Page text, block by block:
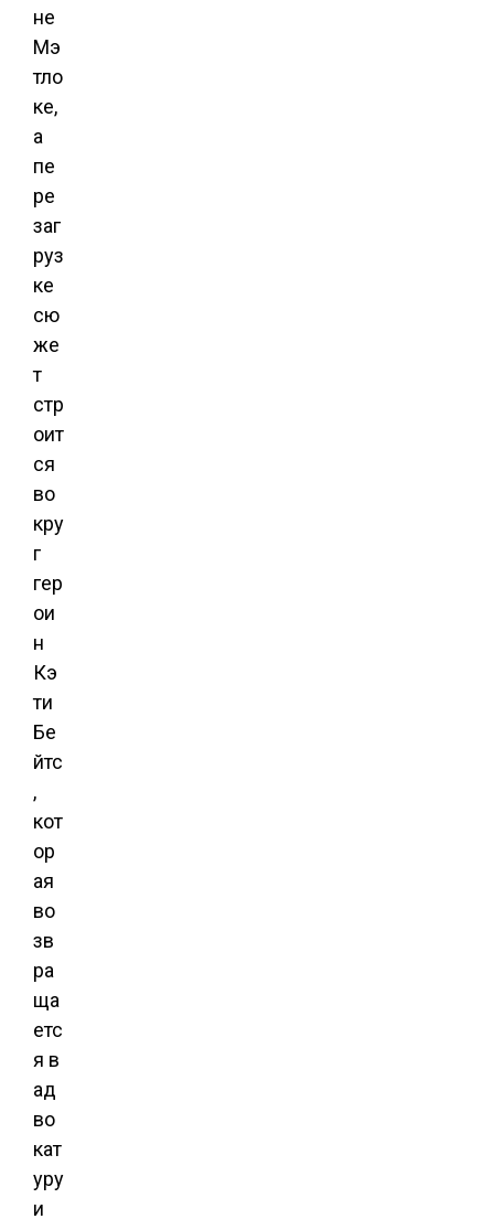
не
Мэ
тло
ке,
а
пе
ре
заг
руз
ке
сю
же
т
стр
оит
ся
во
кру
г
гер
ои
н
Кэ
ти
Бе
йтс
,
кот
ор
ая
во
зв
ра
ща
етс
я в
ад
во
кат
уру
и